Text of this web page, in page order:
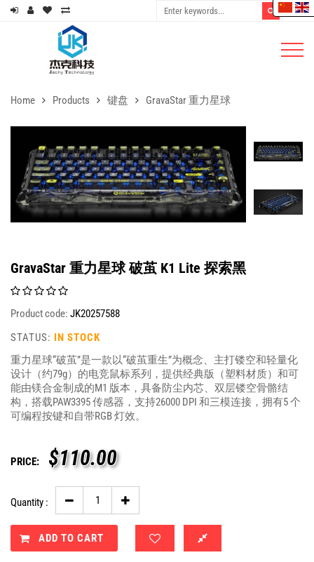
Home Products 键盘 GravaStar 重力星球
GravaStar 重力星球 破茧 K1 Lite 探索黑
Product code: JK20257588
STATUS: IN STOCK
重力星球“破茧”是一款以“破茧重生”为概念、主打镂空和轻量化
设计（约79g）的电竞鼠标系列，提供经典版（塑料材质）和可
能由镁合金制成的M1 版本，具备防尘内芯、双层镂空骨骼结
构，搭载PAW3395 传感器，支持26000 DPI 和三模连接，拥有5 个
可编程按键和自带RGB 灯效。
PRICE: $110.00
Quantity :
ADD TO CART